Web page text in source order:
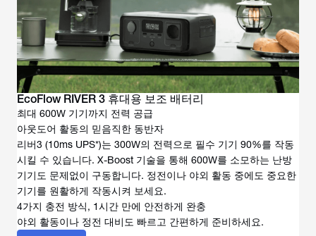
EcoFlow RIVER 3 휴대용 보조 배터리
최대 600W 기기까지 전력 공급
아웃도어 활동의 믿음직한 동반자
리버3 (10ms UPS*)는 300W의 전력으로 필수 기기 90%를 작동
시킬 수 있습니다. X-Boost 기술을 통해 600W를 소모하는 난방
기기도 문제없이 구동합니다. 정전이나 야외 활동 중에도 중요한
기기를 원활하게 작동시켜 보세요.
4가지 충전 방식, 1시간 만에 안전하게 완충
야외 활동이나 정전 대비도 빠르고 간편하게 준비하세요.